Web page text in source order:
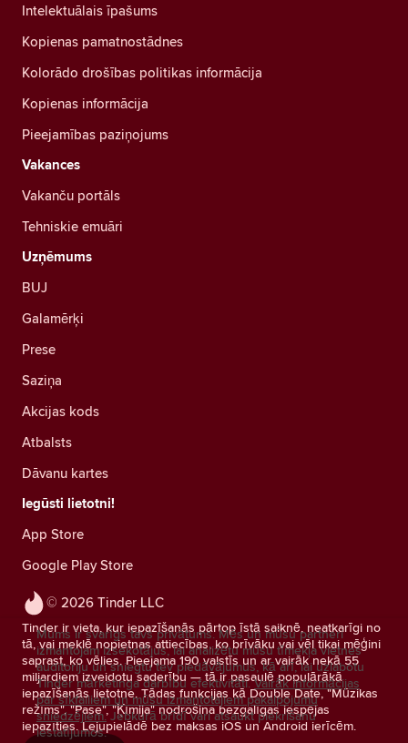
© 2026 Tinder LLC
Tinder ir vieta, kur iepazīšanās pārtop īstā saiknē, neatkarīgi no
tā, vai meklē nopietnas attiecības, ko brīvāku vai vēl tikai mēģini
saprast, ko vēlies. Pieejama 190 valstīs un ar vairāk nekā 55
miljardiem izveidotu saderību — tā ir pasaulē populārākā
iepazīšanās lietotne. Tādas funkcijas kā Double Date, "Mūzikas
režīms", "Pase", "Ķīmija" nodrošina bezgalīgas iespējas
iepazīties. Lejupielādē bez maksas iOS un Android ierīcēm.
Intelektuālais īpašums
Kopienas pamatnostādnes
Kolorādo drošības politikas informācija
Kopienas informācija
Pieejamības paziņojums
Vakances
Vakanču portāls
Tehniskie emuāri
Uzņēmums
BUJ
Galamērķi
Prese
Saziņa
Akcijas kods
Atbalsts
Dāvanu kartes
Iegūsti lietotni!
App Store
Google Play Store
Mums ir svarīgs tavs privātums. Mēs un mūsu partneri
izmantojam izsekotājus, lai analizētu mūsu tīmekļa vietnes
auditoriju un sniegtu tev piedāvājumus, kā arī, lai uzlabotu
Tinder mārketinga darbību efektivitāti. Vairāk informācijas
par sīkfailiem un mūsu izmantotajiem pakalpojumu
sniedzējiem. Jebkurā brīdī vari atsaukt piekrišanu
iestatījumos.